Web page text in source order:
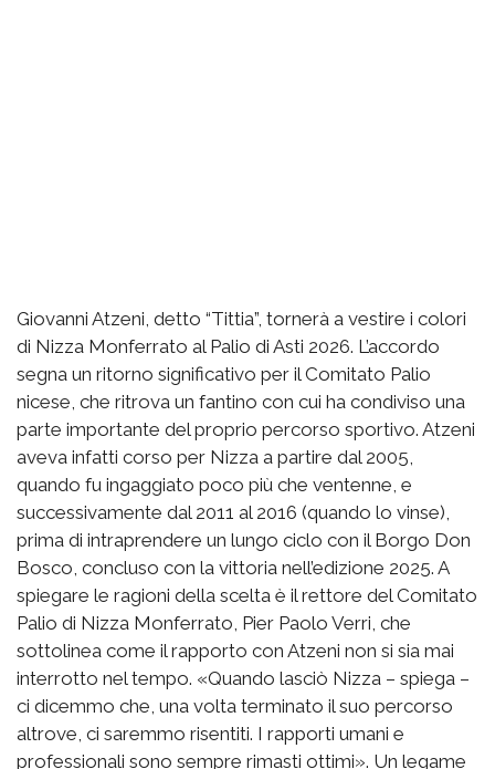
Giovanni Atzeni, detto “Tittia”, tornerà a vestire i colori
di Nizza Monferrato al Palio di Asti 2026. L’accordo
segna un ritorno significativo per il Comitato Palio
nicese, che ritrova un fantino con cui ha condiviso una
parte importante del proprio percorso sportivo. Atzeni
aveva infatti corso per Nizza a partire dal 2005,
quando fu ingaggiato poco più che ventenne, e
successivamente dal 2011 al 2016 (quando lo vinse),
prima di intraprendere un lungo ciclo con il Borgo Don
Bosco, concluso con la vittoria nell’edizione 2025. A
spiegare le ragioni della scelta è il rettore del Comitato
Palio di Nizza Monferrato, Pier Paolo Verri, che
sottolinea come il rapporto con Atzeni non si sia mai
interrotto nel tempo. «Quando lasciò Nizza – spiega –
ci dicemmo che, una volta terminato il suo percorso
altrove, ci saremmo risentiti. I rapporti umani e
professionali sono sempre rimasti ottimi». Un legame